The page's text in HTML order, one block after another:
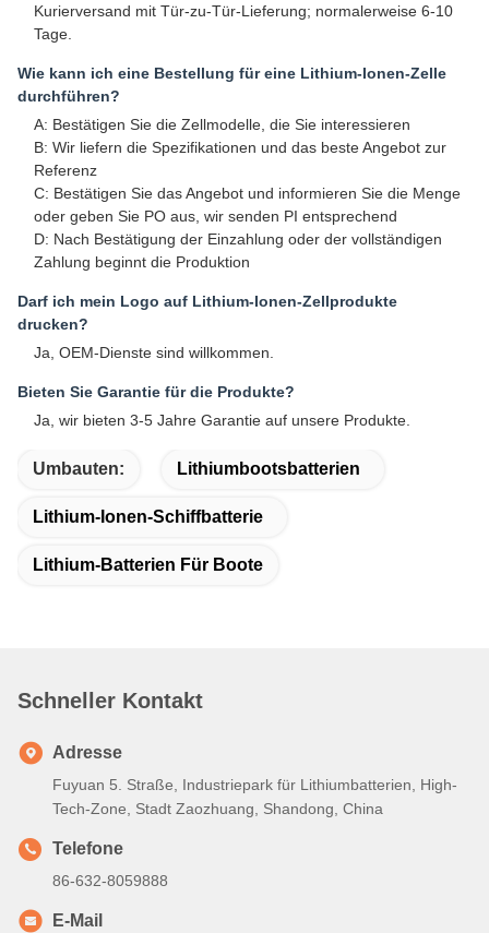
Kurierversand mit Tür-zu-Tür-Lieferung; normalerweise 6-10
Tage.
Wie kann ich eine Bestellung für eine Lithium-Ionen-Zelle
durchführen?
A: Bestätigen Sie die Zellmodelle, die Sie interessieren
B: Wir liefern die Spezifikationen und das beste Angebot zur
Referenz
C: Bestätigen Sie das Angebot und informieren Sie die Menge
oder geben Sie PO aus, wir senden PI entsprechend
D: Nach Bestätigung der Einzahlung oder der vollständigen
Zahlung beginnt die Produktion
Darf ich mein Logo auf Lithium-Ionen-Zellprodukte
drucken?
Ja, OEM-Dienste sind willkommen.
Bieten Sie Garantie für die Produkte?
Ja, wir bieten 3-5 Jahre Garantie auf unsere Produkte.
Umbauten: Lithiumbootsbatterien
Lithium-Ionen-Schiffbatterie
Lithium-Batterien Für Boote
Schneller Kontakt
Adresse
Fuyuan 5. Straße, Industriepark für Lithiumbatterien, High-
Tech-Zone, Stadt Zaozhuang, Shandong, China
Telefone
86-632-8059888
E-Mail